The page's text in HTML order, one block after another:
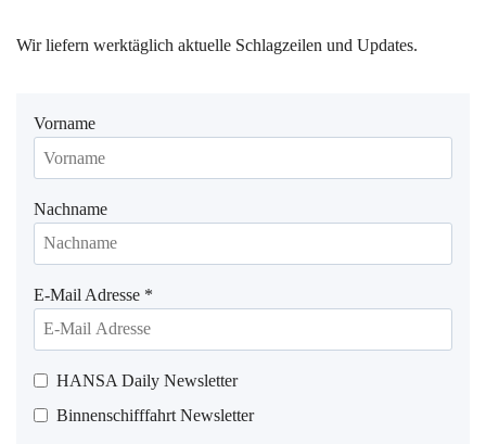
Wir liefern werktäglich aktuelle Schlagzeilen und Updates.
Vorname
Nachname
E-Mail Adresse *
HANSA Daily Newsletter
Binnenschifffahrt Newsletter